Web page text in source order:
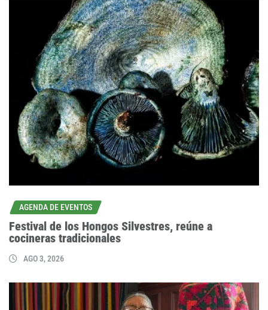
AGENDA DE EVENTOS
Festival de los Hongos Silvestres, reúne a
cocineras tradicionales
AGO 3, 2026